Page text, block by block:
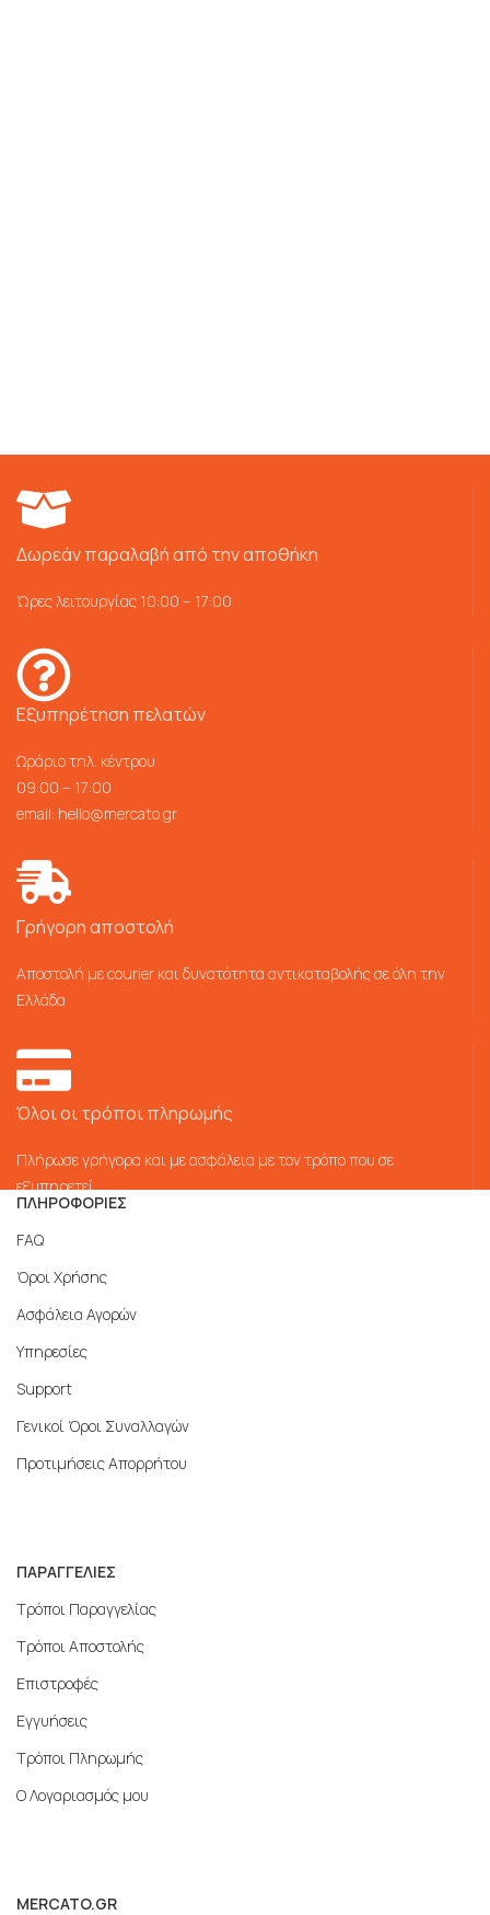
Δωρεάν παραλαβή από την αποθήκη
Ώρες λειτουργίας 10:00 – 17:00
Εξυπηρέτηση πελατών
Ωράριο τηλ. κέντρου
09:00 – 17:00
email: hello@mercato.gr
Γρήγορη αποστολή
Αποστολή με courier και δυνατότητα αντικαταβολής σε όλη την
Ελλάδα
Όλοι οι τρόποι πληρωμής
Πλήρωσε γρήγορα και με ασφάλεια με τον τρόπο που σε
εξυπηρετεί
ΠΛΗΡΟΦΟΡΙΕΣ
FAQ
Όροι Χρήσης
Ασφάλεια Αγορών
Υπηρεσίες
Support
Γενικοί Όροι Συναλλαγών
Προτιμήσεις Απορρήτου
ΠΑΡΑΓΓΕΛΙΕΣ
Τρόποι Παραγγελίας
Τρόποι Αποστολής
Επιστροφές
Εγγυήσεις
Τρόποι Πληρωμής
Ο Λογαριασμός μου
MERCATO.GR